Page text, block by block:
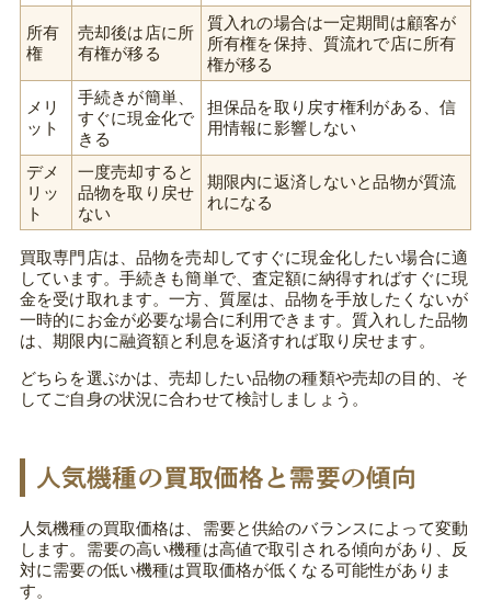
所有
権
売却後は店に所
有権が移る
質入れの場合は一定期間は顧客が
所有権を保持、質流れで店に所有
権が移る
メリ
ット
手続きが簡単、
すぐに現金化で
きる
担保品を取り戻す権利がある、信
用情報に影響しない
デメ
リッ
ト
一度売却すると
品物を取り戻せ
ない
期限内に返済しないと品物が質流
れになる
買取専門店は、品物を売却してすぐに現金化したい場合に適
しています。手続きも簡単で、査定額に納得すればすぐに現
金を受け取れます。一方、質屋は、品物を手放したくないが
一時的にお金が必要な場合に利用できます。質入れした品物
は、期限内に融資額と利息を返済すれば取り戻せます。
どちらを選ぶかは、売却したい品物の種類や売却の目的、そ
してご自身の状況に合わせて検討しましょう。
人気機種の買取価格と需要の傾向
人気機種の買取価格は、需要と供給のバランスによって変動
します。需要の高い機種は高値で取引される傾向があり、反
対に需要の低い機種は買取価格が低くなる可能性がありま
す。